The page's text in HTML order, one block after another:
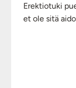
Erektiotuki
et ole sitä